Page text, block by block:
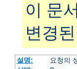
이 문
변경
설명:
요청의